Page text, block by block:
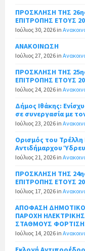
ΠΡΟΣΚΛΗΣΗ ΤΗΣ
ΕΠΙΤΡΟΠΗΣ ΕΤΟΥΣ
Ιούλιος 30, 2026 in
ΑΝΑΚΟΙΝΩΣΗ
Ιούλιος 27, 2026 in
ΠΡΟΣΚΛΗΣΗ ΤΗΣ
ΕΠΙΤΡΟΠΗΣ ΕΤΟΥΣ
Ιούλιος 24, 2026 in
Δήμος Ιθάκης:
σε συνεργασία με
Ιούλιος 23, 2026 in
Ορισμός του
Αντιδήμαρχου
Ιούλιος 21, 2026 in
ΠΡΟΣΚΛΗΣΗ ΤΗΣ
ΕΠΙΤΡΟΠΗΣ ΕΤΟΥΣ
Ιούλιος 17, 2026 in
ΑΠΟΦΑΣΗ
ΠΑΡΟΧΗ
ΣΤΑΘΜΟΥΣ
Ιούλιος 14, 2026 in